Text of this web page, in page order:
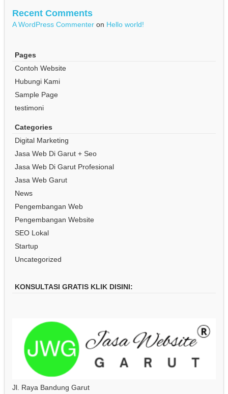
Recent Comments
A WordPress Commenter on Hello world!
Pages
Contoh Website
Hubungi Kami
Sample Page
testimoni
Categories
Digital Marketing
Jasa Web Di Garut + Seo
Jasa Web Di Garut Profesional
Jasa Web Garut
News
Pengembangan Web
Pengembangan Website
SEO Lokal
Startup
Uncategorized
KONSULTASI GRATIS KLIK DISINI:
Jl. Raya Bandung Garut